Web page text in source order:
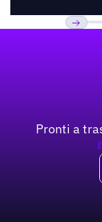
Pronti a